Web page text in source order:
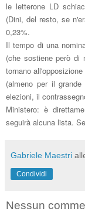
le letterone LD
(Dini, del resto, se
0,23%.
Il tempo di una
(che sostiene però di
tornano
(almeno per il
elezioni, il
Ministero: è
seguirà alcuna lista.
Gabriele Maestri
Condividi
Nessun